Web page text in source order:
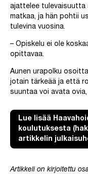
ajattelee tulevaisuutta
matkaa, ja hän pohtii
tulevina vuosina.
– Opiskelu ei ole
opittavaa.
Aunen urapolku
jotain tärkeää ja että
suuntaa voi avata
Lue lisää
koulutuksesta
artikkelin
Artikkeli on kirjoitettu